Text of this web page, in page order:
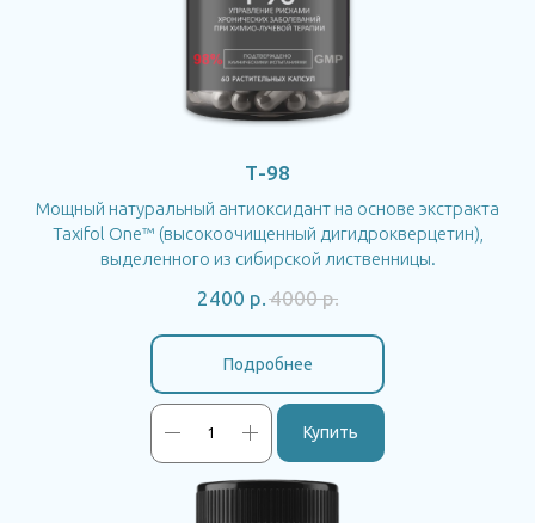
Т-98
Мощный натуральный антиоксидант на основе экстракта
Taxifol One™ (высокоочищенный дигидрокверцетин),
выделенного из сибирской лиственницы.
2400 р.4000 р.
Подробнее
Купить